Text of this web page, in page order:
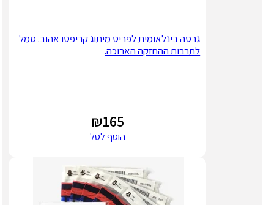
גרסה בינלאומית לפריט מיתוג קריפטו אהוב. סמל
לתרבות ההחזקה הארוכה.
₪165
הוסף לסל